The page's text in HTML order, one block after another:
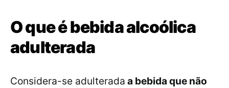
O que é bebida alcoólica
adulterada
Considera-se adulterada a bebida que não